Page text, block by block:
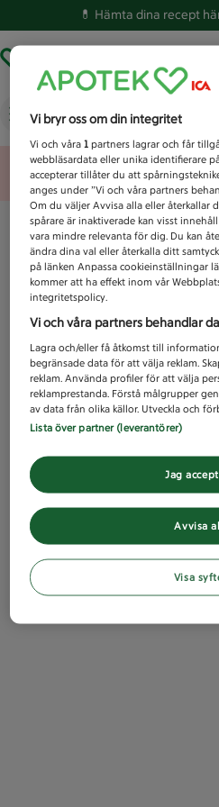
💊 Hämta dina recept
Vad letar du efter
Unknown
Vi bryr oss om din integritet
Vi och våra1 partners lagrar och får
webbläsardata eller unika identifierare
accepterar tillåter du att
anges under ”Vi och våra partners
Om du väljer Avvisa alla eller återkallar
spårare är inaktiverade kan visst
vara mindre relevanta för dig. Du kan
ändra dina val eller återkalla ditt
på länken Anpassa cookieinställningar
kommer att ha effekt inom vår
integritetspolicy.
Vi och våra partners behandlar
Lagra och/eller få åtkomst till
begränsade data för att välja reklam.
reklam. Använda profiler för att välja
reklamprestanda. Förstå målgrupper
av data från olika källor. Utveckla och
Lista över partner (leverantörer)
Avvisa
Jag
Visa